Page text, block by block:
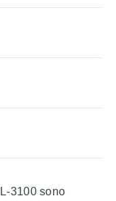
3100 sono